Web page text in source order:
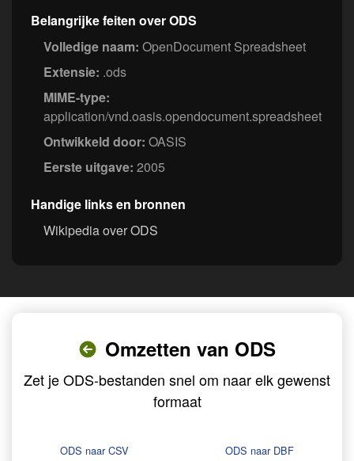
Belangrijke feiten over ODS
Volledige naam: OpenDocument Spreadsheet
Extensie: .ods
MIME-type:
application/vnd.oasis.opendocument.spreadsheet
Ontwikkeld door: OASIS
Eerste uitgave: 2005
Handige links en bronnen
Wikipedia over ODS
Omzetten van ODS
Zet je ODS-bestanden snel om naar elk gewenst
formaat
ODS naar CSV ODS naar DBF